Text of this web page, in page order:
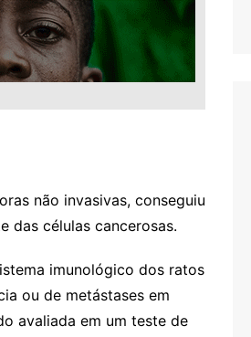
não invasivas, conseguiu
das células cancerosas.
imunológico dos ratos
ou de metástases em
avaliada em um teste de